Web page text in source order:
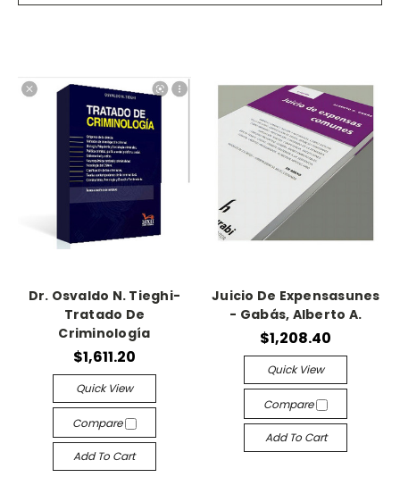
Dr. Osvaldo N. Tieghi-
Tratado De
Criminología
$1,611.20
Quick View
Compare
Add To Cart
Juicio De Expensasunes
- Gabás, Alberto A.
$1,208.40
Quick View
Compare
Add To Cart